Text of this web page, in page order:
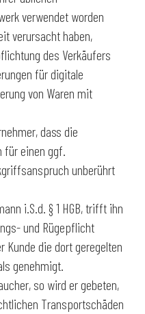
verwendet worden
verursacht haben,
des Verkäufers
für digitale
von Waren mit
dass die
für einen ggf.
unberührt
i.S.d. § 1 HGB, trifft ihn
und Rügepflicht
Kunde die dort geregelten
genehmigt.
so wird er gebeten,
Transportschäden